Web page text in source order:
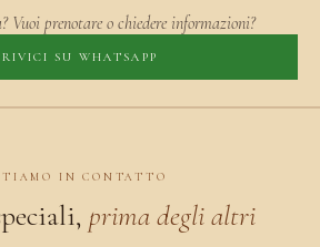
Vuoi prenotare o chiedere informazioni?
SU WHATSAPP
IN CONTATTO
prima degli altri